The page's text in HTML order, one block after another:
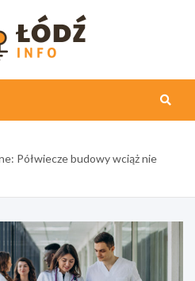
Info
Półwiecze budowy wciąż nie